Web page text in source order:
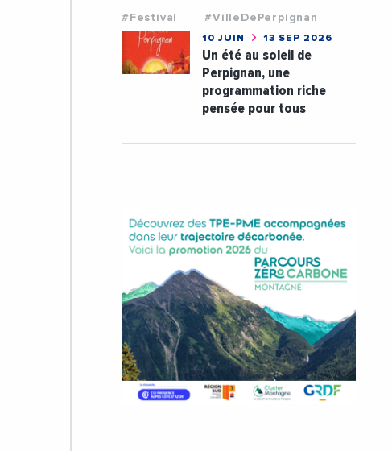
#Festival #VilleDePerpignan
10 JUIN 13 SEP 2026
Un été au soleil de
Perpignan, une
programmation riche
pensée pour tous